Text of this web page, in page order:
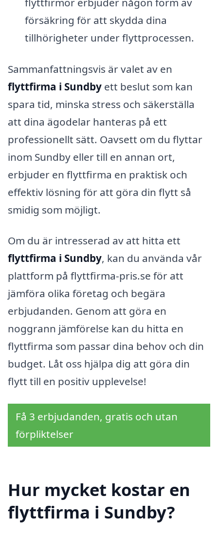
försäkring för att skydda dina
tillhörigheter under flyttprocessen.
Sammanfattningsvis är valet av en
flyttfirma i Sundby ett beslut som kan
spara tid, minska stress och säkerställa
att dina ägodelar hanteras på ett
professionellt sätt. Oavsett om du flyttar
inom Sundby eller till en annan ort,
erbjuder en flyttfirma en praktisk och
effektiv lösning för att göra din flytt så
smidig som möjligt.
Om du är intresserad av att hitta ett
flyttfirma i Sundby, kan du använda vår
plattform på flyttfirma-pris.se för att
jämföra olika företag och begära
erbjudanden. Genom att göra en
noggrann jämförelse kan du hitta en
flyttfirma som passar dina behov och din
budget. Låt oss hjälpa dig att göra din
flytt till en positiv upplevelse!
Få 3 erbjudanden, gratis och utan
förpliktelser
Hur mycket kostar en
flyttfirma i Sundby?